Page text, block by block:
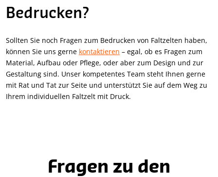
Bedrucken?
Sollten Sie noch Fragen zum Bedrucken von Faltzelten haben,
können Sie uns gerne kontaktieren – egal, ob es Fragen zum
Material, Aufbau oder Pflege, oder aber zum Design und zur
Gestaltung sind. Unser kompetentes Team steht Ihnen gerne
mit Rat und Tat zur Seite und unterstützt Sie auf dem Weg zu
Ihrem individuellen Faltzelt mit Druck.
Fragen zu den